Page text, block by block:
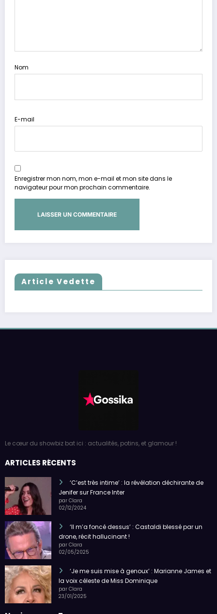
Nom
E-mail
Enregistrer mon nom, mon e-mail et mon site dans le
navigateur pour mon prochain commentaire.
Article Vedette
Le cœur du showbiz bat ici : actualités, potins, et glamour !
ARTICLES RÉCENTS
‘C’est très intime’ : la révélation déchirante de
Jenifer sur France Inter
par Clara
02/12/2024
‘Il m’a foncé dessus’ : Castaldi blessé par un
drone, récit hallucinant !
par Clara
02/05/2025
‘Je me suis mise à genoux’ : Marianne James et
la voix céleste de Miss Dominique
par Clara
23/01/2025